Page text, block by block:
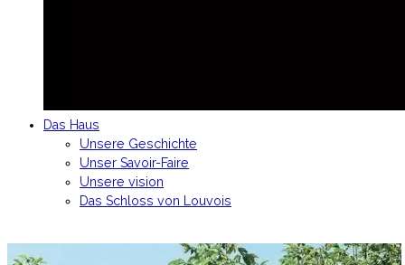
Das Haus
Unsere Geschichte
Unser Savoir-Faire
Unsere vision
Das Schloss von Louvois